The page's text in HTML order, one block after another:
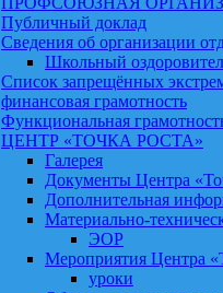
Публичный доклад
Сведения об организации
Школьный
Список запрещённых
финансовая грамотность
Функциональная
ЦЕНТР «ТОЧКА РОСТА»
Галерея
Документы Центра
Дополнительная
Материально-
ЭОР
Мероприятия Центра
уроки